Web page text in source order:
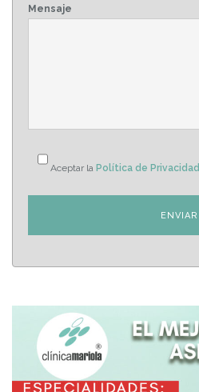
Mensaje
Aceptar la Política de Privacidad